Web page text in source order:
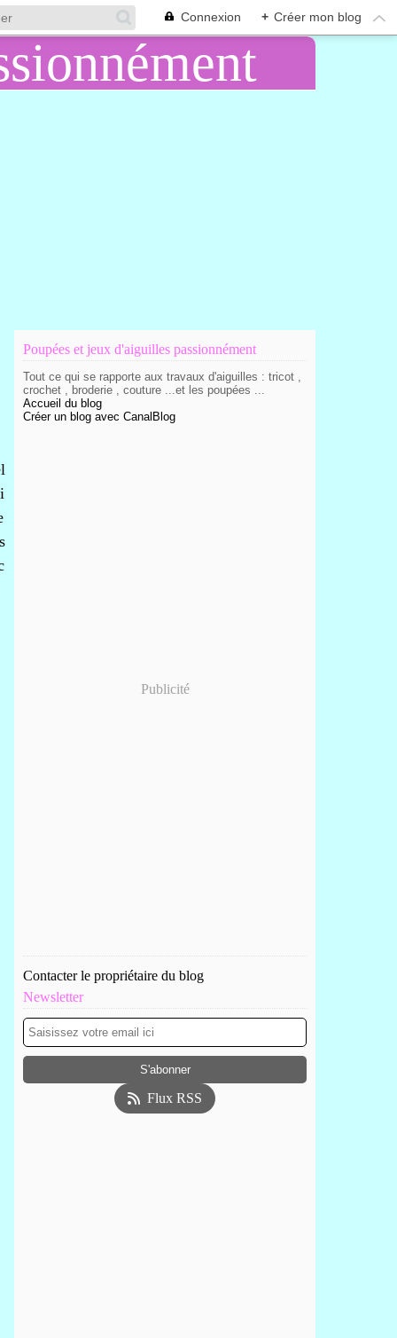
Connexion + Créer mon blog
Poupées et jeux d'aiguilles passionnément
Tout ce qui se rapporte aux travaux d'aiguilles : tricot ,
crochet , broderie , couture ...et les poupées ...
Accueil du blog
Créer un blog avec CanalBlog
Publicité
Contacter le propriétaire du blog
Newsletter
Flux RSS